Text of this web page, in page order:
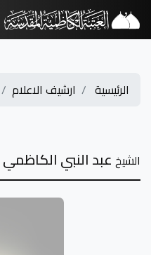
الرئيسية ارشيف الاعلام
الشيخ عبد النبي الكاظمي